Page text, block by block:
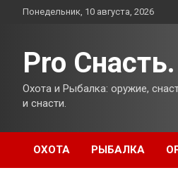
ПерейтиПонедельник, 10 августа, 2026
Pro Снасть.
Охота и Рыбалка: оружие,
и снасти.
ОХОТА РЫБАЛКА